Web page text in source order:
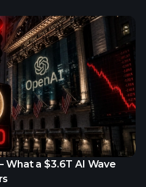
What a $3.6T AI Wave